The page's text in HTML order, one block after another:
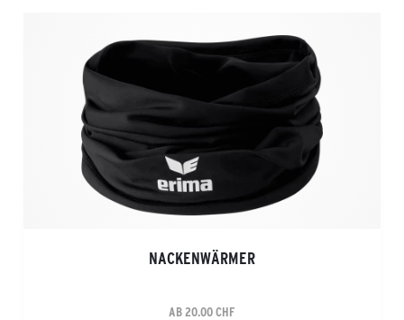
NACKENWÄRMER
AB 20.00 CHF